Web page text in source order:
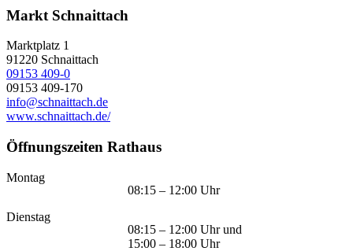
Markt Schnaittach
Marktplatz 1
91220 Schnaittach
09153 409-0
09153 409-170
info@schnaittach.de
www.schnaittach.de/
Öffnungszeiten Rathaus
Montag
08:15 – 12:00 Uhr
Dienstag
08:15 – 12:00 Uhr und
15:00 – 18:00 Uhr